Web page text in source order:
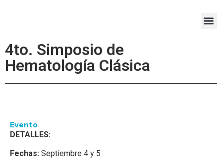
4to. Simposio de
Hematología Clásica
Evento
DETALLES:
Fechas: Septiembre 4 y 5